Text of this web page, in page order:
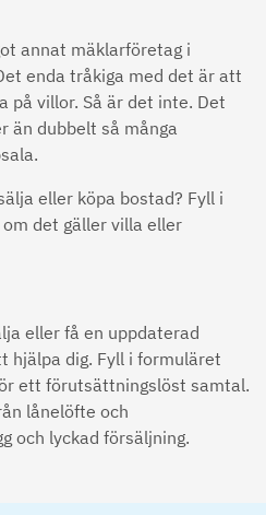
annat mäklarföretag i
enda tråkiga med det är att
på villor. Så är det inte. Det
än dubbelt så många
eller köpa bostad? Fyll i
det gäller villa eller
eller få en uppdaterad
hjälpa dig. Fyll i formuläret
ett förutsättningslöst samtal.
lånelöfte och
och lyckad försäljning.